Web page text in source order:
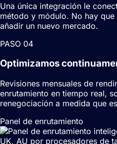
Una única integración le
método y módulo. No hay
añadir un nuevo mercado.
PASO 04
Optimizamos
Revisiones mensuales de
enrutamiento en tiempo real,
renegociación a medida que
Panel de enrutamiento